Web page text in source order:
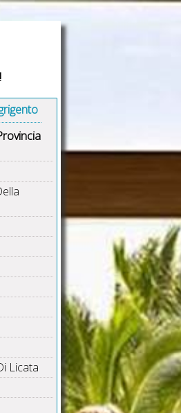
Licata